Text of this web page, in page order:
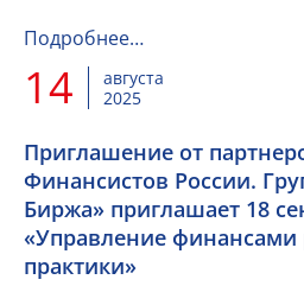
Подробнее…
14
августа
2025
Приглашение от
Финансистов России.
Биржа» приглашает 18
«Управление
практики»